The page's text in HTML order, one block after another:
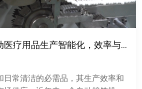
全自动棉签机推动医疗用品生产智能化，效率与精度双突破
日常清洁的必需品，其生产效率和